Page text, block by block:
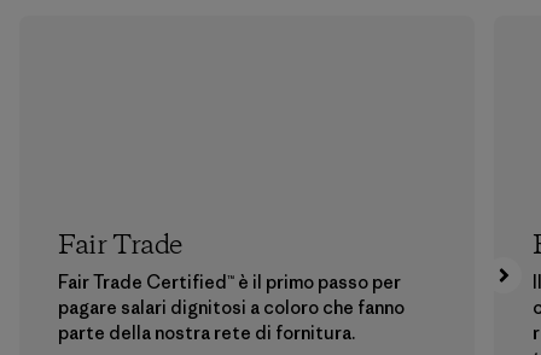
Fair Trade
Fair Trade Certified™ è il primo passo per
pagare salari dignitosi a coloro che fanno
parte della nostra rete di fornitura.